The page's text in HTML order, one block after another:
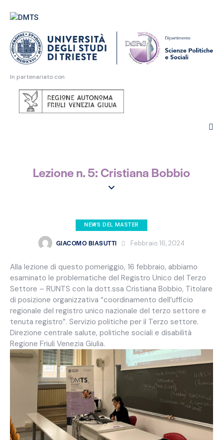
In partenariato con
Lezione n. 5: Cristiana Bobbio
NEWS DEL MASTER
GIACOMO BIASUTTI Febbraio 16, 2024
Alla lezione di questo pomeriggio, 16 febbraio, abbiamo
esaminato le problematiche del Registro Unico del Terzo
Settore – RUNTS con la dott.ssa Cristiana Bobbio, Titolare
di posizione organizzativa “coordinamento dell’ufficio
regionale del registro unico nazionale del terzo settore e
tenuta registro”. Servizio politiche per il Terzo settore.
Direzione centrale salute, politiche sociali e disabilità
Regione Friuli Venezia Giulia.